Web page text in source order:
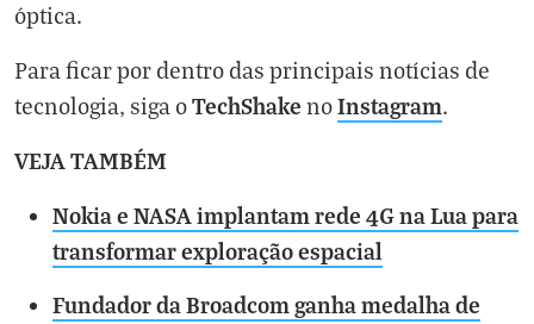
óptica.
Para ficar por dentro das principais notícias de
tecnologia, siga oTechShake noInstagram.
VEJA TAMBÉM
Nokia e NASA implantam rede 4G na Lua para
transformar exploração espacial
Fundador da Broadcom ganha medalha de